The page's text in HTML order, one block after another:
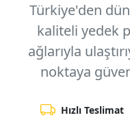
Türkiye'den
kaliteli yedek
ağlarıyla
noktaya
Hızlı Teslimat